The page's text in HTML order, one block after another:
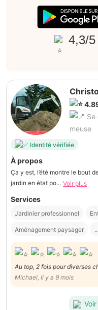
4,3/5
Se
meuse
Identité vérifiée
À propos
Ça y est, l’été montre le bout
jardin en état po... Voir plus
Services
Jardinier professionnel
Aménagement paysager
Au top, 2 fois pour diverses
Michael, il y a 9 mois